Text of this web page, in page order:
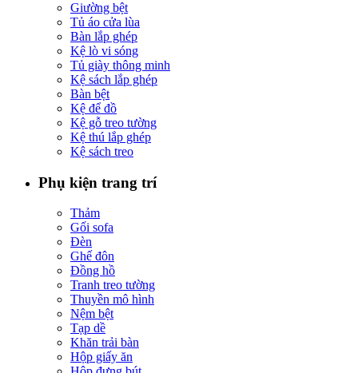
Giường bệt
Tủ áo cửa lùa
Bàn lắp ghép
Kệ lò vi sóng
Tủ giày thông minh
Kệ sách lắp ghép
Bàn bệt
Kệ để đồ
Kệ gỗ treo tường
Kệ thú lắp ghép
Kệ sách treo
Phụ kiện trang trí
Thảm
Gối sofa
Đèn
Ghế đôn
Đồng hồ
Tranh treo tường
Thuyền mô hình
Nệm bệt
Tạp dề
Khăn trải bàn
Hộp giấy ăn